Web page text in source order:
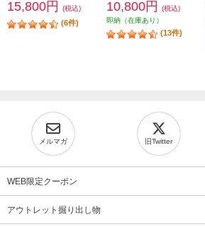
15,800円 (税込)
(6件)
10,800円
(税込)
即納（在庫あり）
(13件)
メルマガ 旧Twitter
WEB限定クーポン
アウトレット掘り出し物